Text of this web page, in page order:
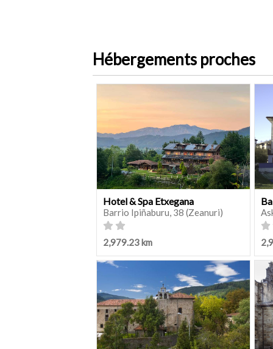
Hébergements proches
Hotel & Spa Etxegana
Barrio Ipiñaburu, 38 (Zeanuri)
2,979.23 km